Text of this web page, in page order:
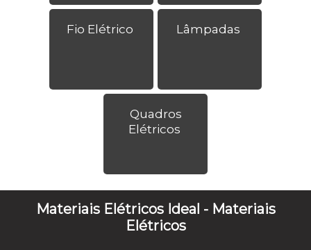
Fio Elétrico Lâmpadas
Quadros
Elétricos
Materiais Elétricos Ideal - Materiais
Elétricos